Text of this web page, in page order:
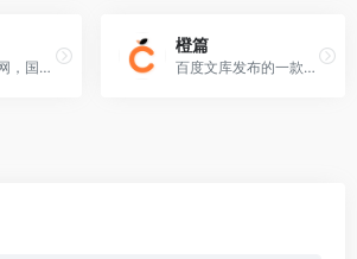
云境标书AI官网，国内领先招投标AI工具，简单3步，千页标书一键全文。
橙篇
百度文库发布的一款综合性AI创作工具